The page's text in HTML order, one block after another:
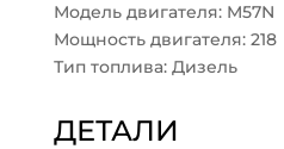
Модель двигателя: M57N
Мощность двигателя: 218
Тип топлива: Дизель
ДЕТАЛИ